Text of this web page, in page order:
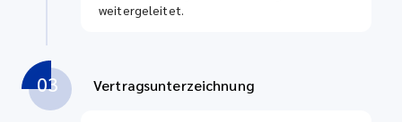
weitergeleitet.
03 Vertragsunterzeichnung